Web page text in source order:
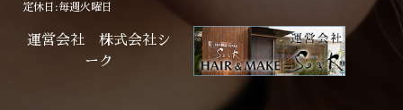
定休日:毎週火曜日
運営会社 株式会社シ
ーク